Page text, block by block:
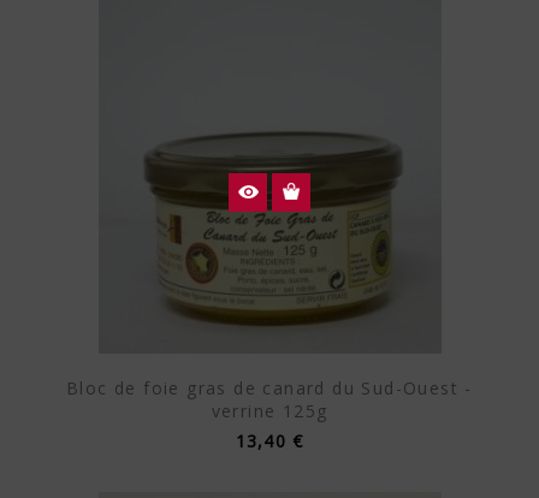
Bloc de foie gras de canard du Sud-Ouest -
verrine 125g
13,40 €